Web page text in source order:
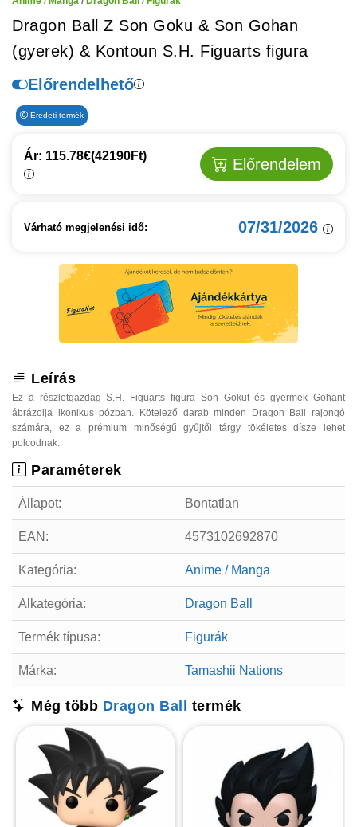
Dragon Ball Z Son Goku & Son Gohan
(gyerek) & Kontoun S.H. Figuarts figura
Előrendelhető
Eredeti termék
Ár: 115.78€(42190Ft) Előrendelem
Várható megjelenési idő: 07/31/2026
Leírás
Ez a részletgazdag S.H. Figuarts figura Son Gokut és gyermek Gohant
ábrázolja ikonikus pózban. Kötelező darab minden Dragon Ball rajongó
számára, ez a prémium minőségű gyűjtői tárgy tökéletes dísze lehet
polcodnak.
Paraméterek
Állapot: Bontatlan
EAN: 4573102692870
Kategória: Anime / Manga
Alkategória: Dragon Ball
Termék típusa: Figurák
Márka: Tamashii Nations
Még több Dragon Ball termék